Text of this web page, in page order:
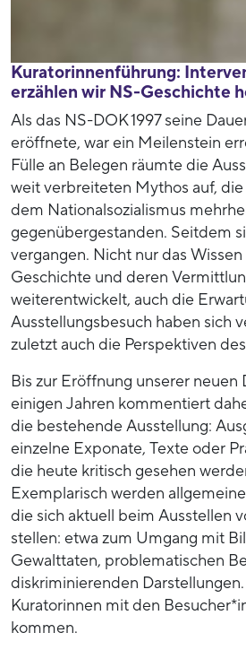
Kuratorinnenführung:
erzählen wir NS-Geschichte
Als das NS-DOK 1997 seine
eröffnete, war ein Meilenstein
Fülle an Belegen räumte die
weit verbreiteten Mythos auf,
dem Nationalsozialismus
gegenübergestanden. Seitdem
vergangen. Nicht nur das
Geschichte und deren
weiterentwickelt, auch die
Ausstellungsbesuch haben sich
zuletzt auch die Perspektiven
Bis zur Eröffnung unserer neuen
einigen Jahren kommentiert
die bestehende Ausstellung:
einzelne Exponate, Texte oder
die heute kritisch gesehen
Exemplarisch werden
die sich aktuell beim Ausstellen
stellen: etwa zum Umgang mit
Gewalttaten, problematischen
diskriminierenden
Kuratorinnen mit den
kommen.